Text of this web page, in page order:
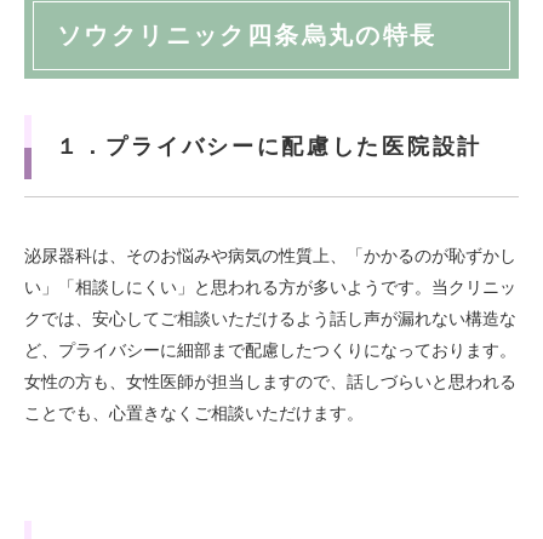
ソウクリニック四条烏丸の特長
１．プライバシーに配慮した医院設計
泌尿器科は、そのお悩みや病気の性質上、「かかるのが恥ずかし
い」「相談しにくい」と思われる方が多いようです。当クリニッ
クでは、安心してご相談いただけるよう話し声が漏れない構造な
ど、プライバシーに細部まで配慮したつくりになっております。
女性の方も、女性医師が担当しますので、話しづらいと思われる
ことでも、心置きなくご相談いただけます。